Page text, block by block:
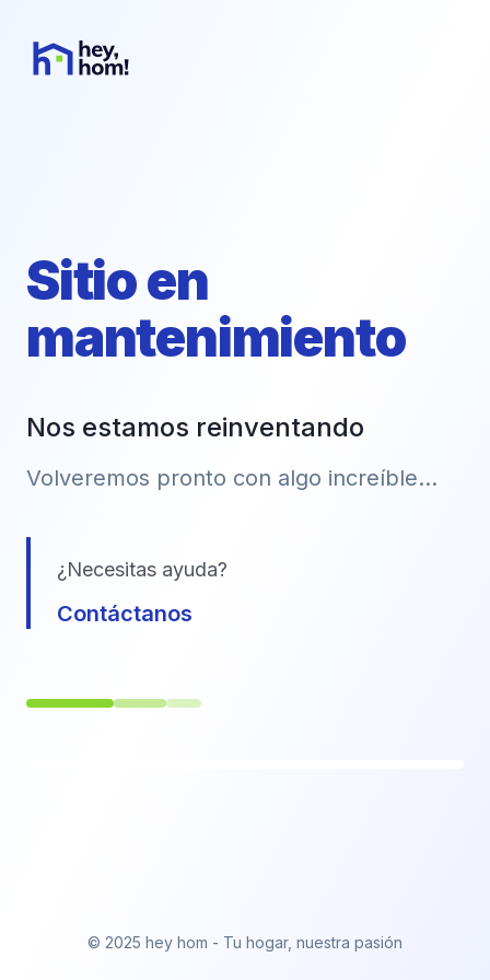
Sitio en
mantenimiento
Nos estamos reinventando
Volveremos pronto con algo increíble...
¿Necesitas ayuda?
Contáctanos
© 2025 hey hom - Tu hogar, nuestra pasión